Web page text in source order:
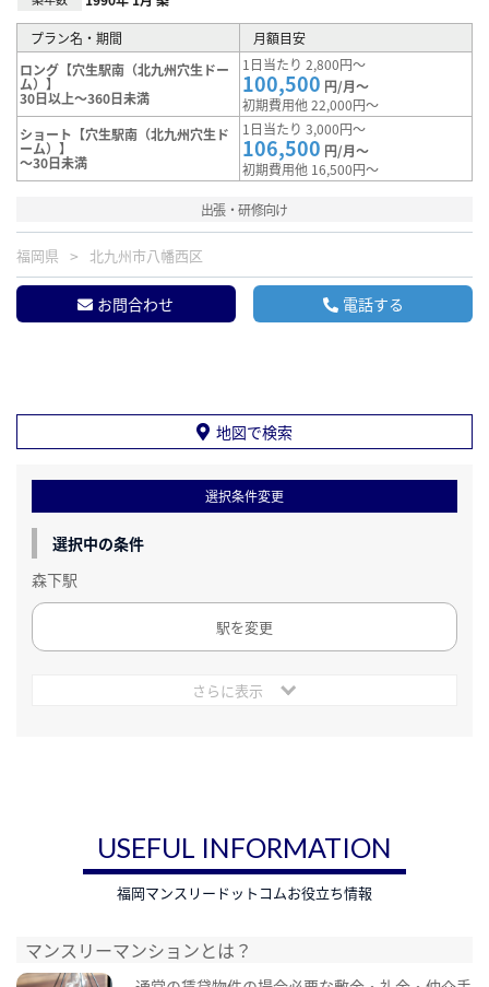
プラン名・期間
月額目安
ロング【穴生駅南（北九州穴生ドー
ム）】
30日以上～360日未満
1日当たり 2,800円～
100,500 円/月～
初期費用他 22,000円～
ショート【穴生駅南（北九州穴生ド
ーム）】
～30日未満
1日当たり 3,000円～
106,500 円/月～
初期費用他 16,500円～
出張・研修向け
福岡県 北九州市八幡西区
お問合わせ 電話する
地図で検索
選択条件変更
選択中の条件
森下駅
駅を変更
さらに表示
USEFUL INFORMATION
福岡マンスリードットコムお役立ち情報
マンスリーマンションとは？